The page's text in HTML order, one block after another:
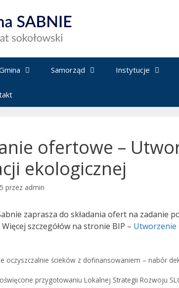
Samorząd Instytucje
ofertowe –
ekologicznej
przez admin
zaprasza do składania ofert na zadanie
szczegółów na stronie BIP – Utworzenie
oczyszczalnie ścieków z dofinansowaniem – nabór
przygotowaniu Lokalnej Strategii Rozwoju